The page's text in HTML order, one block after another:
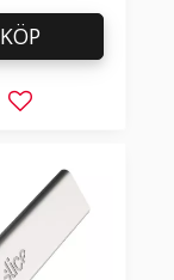
Lägg till i
KÖP